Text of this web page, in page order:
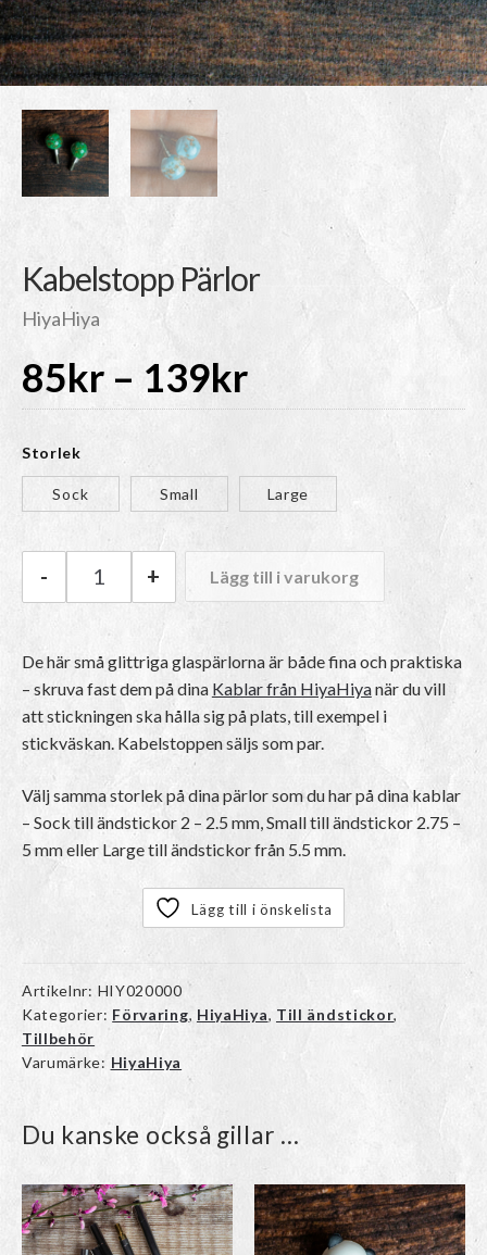
Kabelstopp Pärlor
HiyaHiya
85kr – 139krPrisintervall:
till
139kr
Storlek
Sock Small Large
HiyaHiya Kabelstopp Pärlor mängd
- + Lägg till i varukorg
De här små glittriga glaspärlorna är både fina och praktiska
– skruva fast dem på dina Kablar från HiyaHiyanär du vill
att stickningen ska hålla sig på plats, till exempel i
stickväskan. Kabelstoppen säljs som par.
Välj samma storlek på dina pärlor som du har på dina kablar
– Sock till ändstickor 2 – 2.5 mm, Small till ändstickor 2.75 –
5 mm eller Large till ändstickor från 5.5 mm.
Lägg till i önskelista
Artikelnr: HIY020000
Kategorier: Förvaring, HiyaHiya, Till ändstickor,
Tillbehör
Varumärke: HiyaHiya
Du kanske också gillar …
Den
här
produkten
Den
här
produkten